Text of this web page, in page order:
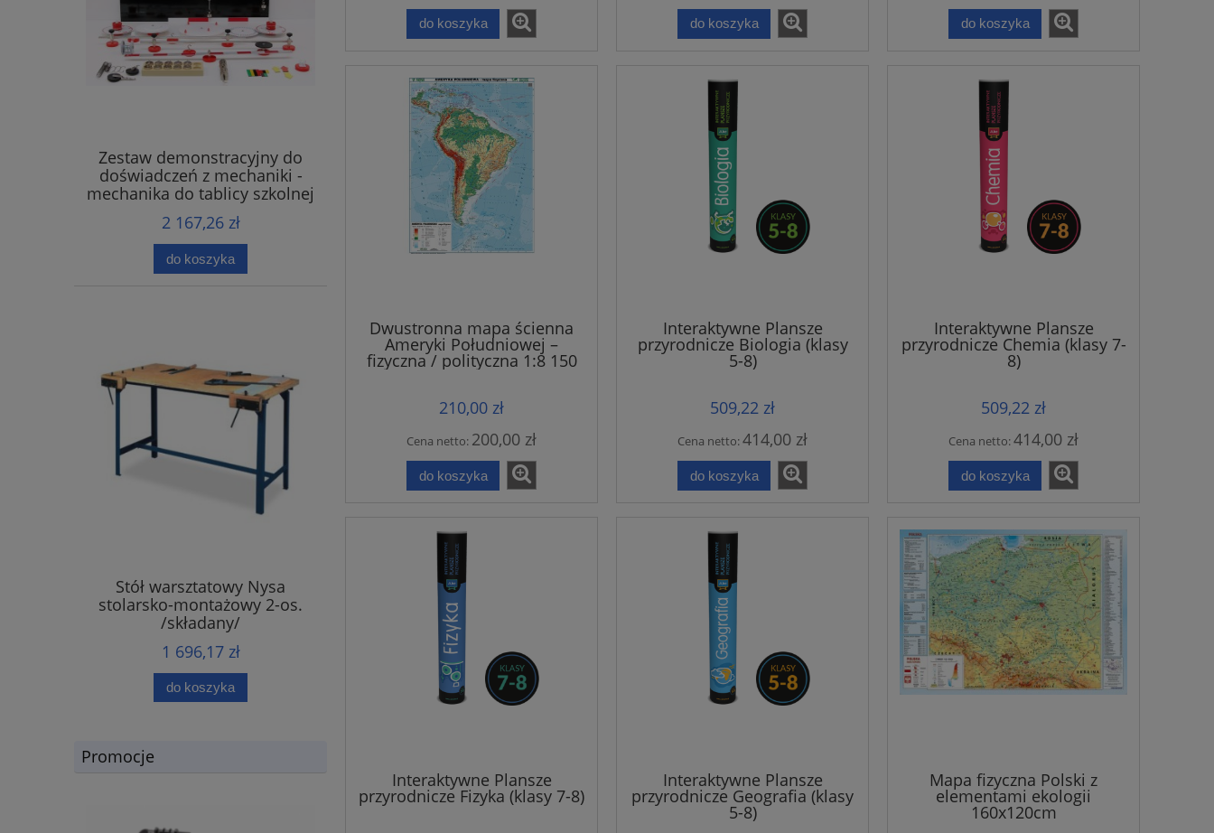
Zestaw demonstracyjny do
doświadczeń z mechaniki -
mechanika do tablicy szkolnej
2 167,26 zł
do koszyka
Stół warsztatowy Nysa
stolarsko-montażowy 2-os.
/składany/
1 696,17 zł
do koszyka
Promocje
do koszyka do koszyka do koszyka
Dwustronna mapa ścienna
Ameryki Południowej –
fizyczna / polityczna 1:8 150
000
210,00 zł
Cena netto: 200,00 zł
do koszyka
Interaktywne Plansze
przyrodnicze Biologia (klasy
5-8)
509,22 zł
Cena netto:414,00 zł
do koszyka
Interaktywne Plansze
przyrodnicze Chemia (klasy 7-
8)
509,22 zł
Cena netto:414,00 zł
do koszyka
Interaktywne Plansze
przyrodnicze Fizyka (klasy 7-8)
Interaktywne Plansze
przyrodnicze Geografia (klasy
5-8)
Mapa fizyczna Polski z
elementami ekologii
160x120cm